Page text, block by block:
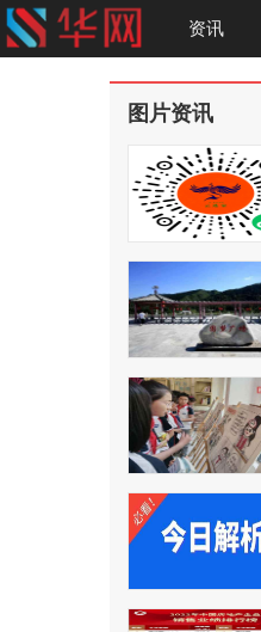
资讯
图片资讯